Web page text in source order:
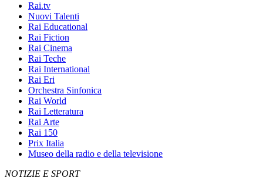
Rai.tv
Nuovi Talenti
Rai Educational
Rai Fiction
Rai Cinema
Rai Teche
Rai International
Rai Eri
Orchestra Sinfonica
Rai World
Rai Letteratura
Rai Arte
Rai 150
Prix Italia
Museo della radio e della televisione
NOTIZIE E SPORT